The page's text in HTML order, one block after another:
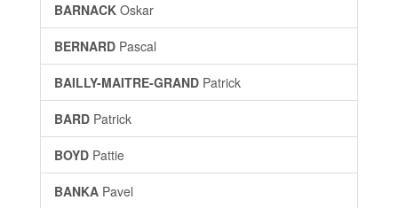
BARNACK Oskar
BERNARD Pascal
BAILLY-MAITRE-GRAND Patrick
BARD Patrick
BOYD Pattie
BANKA Pavel